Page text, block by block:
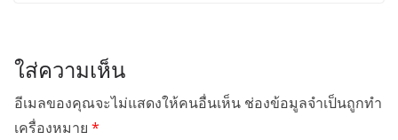
ใส่ความเห็น
อีเมลของคุณจะไม่แสดงให้คนอื่นเห็น ช่องข้อมูลจำเป็นถูกทำ
เครื่องหมาย *